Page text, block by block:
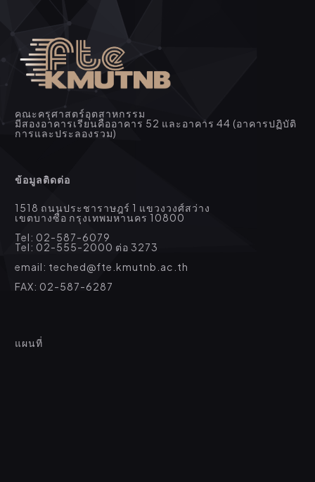
คณะครุศาสตร์อุตสาหกรรม
มีสองอาคารเรียนคืออาคาร 52 และอาคาร 44 (อาคารปฏิบัติ
การและประลองรวม)
ข้อมูลติดต่อ
1518 ถนนประชาราษฎร์ 1 แขวงวงศ์สว่าง
เขตบางซื่อ กรุงเทพมหานคร 10800
Tel: 02-587-6079
Tel: 02-555-2000 ต่อ 3273
email: teched@fte.kmutnb.ac.th
FAX: 02-587-6287
แผนที่